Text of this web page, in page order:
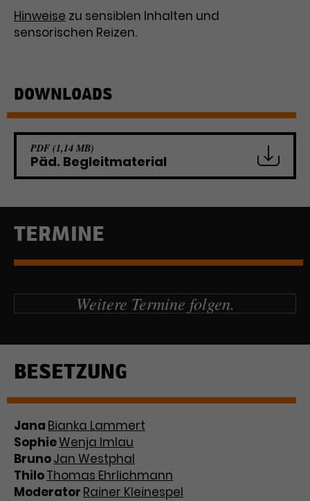
Hinweise zu sensiblen Inhalten und
sensorischen Reizen.
DOWNLOADS
PDF (1,14 MB)
Päd. Begleitmaterial
TERMINE
Weitere Termine folgen.
BESETZUNG
Jana Bianka Lammert
SophieWenja Imlau
BrunoJan Westphal
ThiloThomas Ehrlichmann
Moderator Rainer Kleinespel